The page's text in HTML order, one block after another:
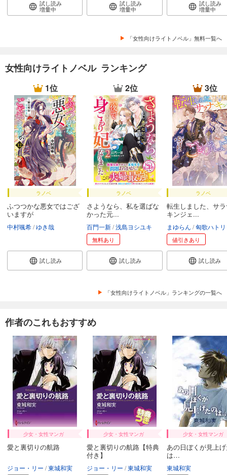
495
カート
試し読み
炎の蜃気楼 番外編 真紅の旗をひるがえせ
カート
試し読み
あらすじを表示する
炎の蜃気楼 番外編 赤い鯨とびいどろ童子
495円 (税込)
カート
試し読み
あらすじを表示する
炎の蜃気楼 邂逅編 真皓き残響１ 夜叉誕生(上)
528
カート
あらすじを表示する
あらすじを表示する
炎の蜃気楼 邂逅編 真皓き残響２ 妖刀乱舞(上)
528円 (税込)
カート
試し読み
あらすじを表示する
炎の蜃気楼 邂逅編 真皓き残響２ 妖刀乱舞(下)
カート
試し読み
増量中
試し読み
増量中
試し読み
増量中
「女性向けライトノベル」無料一覧へ
女性向けライトノベル ランキング
1位
ラノベ
ふつつかな悪女ではござ
いますが
中村颯希 ゆき哉
試し読み
2位
ラノベ
さようなら、私を選ばな
かった元...
百門一新 浅島ヨシユキ
無料あり
試し読み
3位
ラノベ
転生しました、サ
キンジェ...
まゆらん 匈歌ハトリ
値引きあり
試し読み
「女性向けライトノベル」ランキングの一覧へ
作者のこれもおすすめ
少女・女性マンガ
愛と裏切りの航路
ジョー・リー 東城和実
少女・女性マンガ
愛と裏切りの航路【特典
付き】
ジョー・リー 東城和実
少女・女性マンガ
あの日ぼくが見上
は…
東城和実